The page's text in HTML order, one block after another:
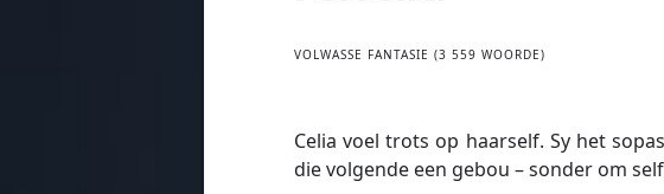
VOLWASSE FANTASIE (3 559 WOORDE)
Celia voel trots op haarself. Sy het
die volgende een gebou – sonder om